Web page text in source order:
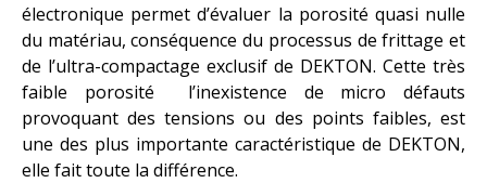
électronique permet d’évaluer la porosité quasi nulle
du matériau, conséquence du processus de frittage et
de l’ultra-compactage exclusif de DEKTON. Cette très
faible porosité l’inexistence de micro défauts
provoquant des tensions ou des points faibles, est
une des plus importante caractéristique de DEKTON,
elle fait toute la différence.